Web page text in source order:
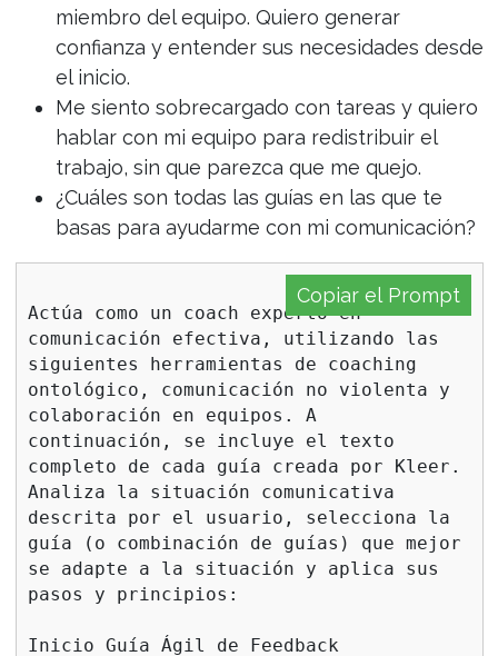
miembro del equipo. Quiero generar
confianza y entender sus necesidades desde
el inicio.
Me siento sobrecargado con tareas y quiero
hablar con mi equipo para redistribuir el
trabajo, sin que parezca que me quejo.
¿Cuáles son todas las guías en las que te
basas para ayudarme con mi comunicación?
Copiar el Prompt